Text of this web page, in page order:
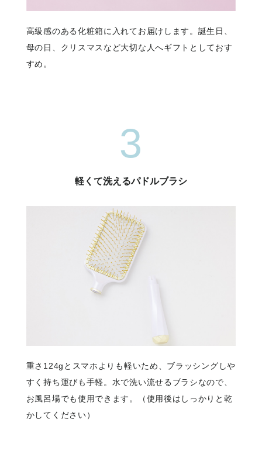
高級感のある化粧箱に入れてお届けします。誕生日、
母の日、クリスマスなど大切な人へギフトとしておす
すめ。
3
軽くて洗えるパドルブラシ
重さ124gとスマホよりも軽いため、ブラッシングしや
すく持ち運びも手軽。水で洗い流せるブラシなので、
お風呂場でも使用できます。（使用後はしっかりと乾
かしてください）